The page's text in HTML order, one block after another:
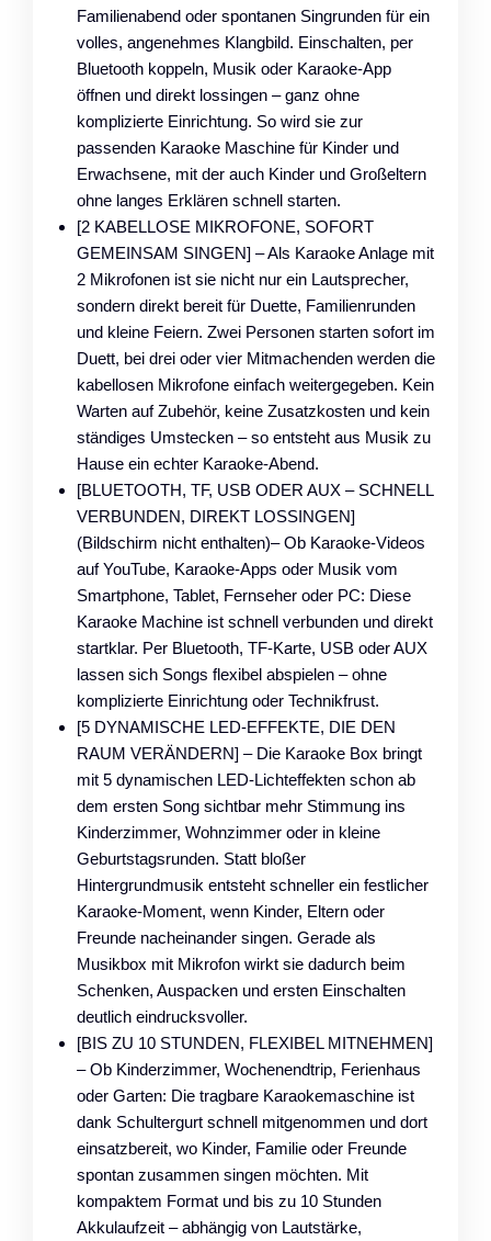
Familienabend oder spontanen Singrunden für ein
volles, angenehmes Klangbild. Einschalten, per
Bluetooth koppeln, Musik oder Karaoke-App
öffnen und direkt lossingen – ganz ohne
komplizierte Einrichtung. So wird sie zur
passenden Karaoke Maschine für Kinder und
Erwachsene, mit der auch Kinder und Großeltern
ohne langes Erklären schnell starten.
[2 KABELLOSE MIKROFONE, SOFORT
GEMEINSAM SINGEN] – Als Karaoke Anlage mit
2 Mikrofonen ist sie nicht nur ein Lautsprecher,
sondern direkt bereit für Duette, Familienrunden
und kleine Feiern. Zwei Personen starten sofort im
Duett, bei drei oder vier Mitmachenden werden die
kabellosen Mikrofone einfach weitergegeben. Kein
Warten auf Zubehör, keine Zusatzkosten und kein
ständiges Umstecken – so entsteht aus Musik zu
Hause ein echter Karaoke-Abend.
[BLUETOOTH, TF, USB ODER AUX – SCHNELL
VERBUNDEN, DIREKT LOSSINGEN]
(Bildschirm nicht enthalten)– Ob Karaoke-Videos
auf YouTube, Karaoke-Apps oder Musik vom
Smartphone, Tablet, Fernseher oder PC: Diese
Karaoke Machine ist schnell verbunden und direkt
startklar. Per Bluetooth, TF-Karte, USB oder AUX
lassen sich Songs flexibel abspielen – ohne
komplizierte Einrichtung oder Technikfrust.
[5 DYNAMISCHE LED-EFFEKTE, DIE DEN
RAUM VERÄNDERN] – Die Karaoke Box bringt
mit 5 dynamischen LED-Lichteffekten schon ab
dem ersten Song sichtbar mehr Stimmung ins
Kinderzimmer, Wohnzimmer oder in kleine
Geburtstagsrunden. Statt bloßer
Hintergrundmusik entsteht schneller ein festlicher
Karaoke-Moment, wenn Kinder, Eltern oder
Freunde nacheinander singen. Gerade als
Musikbox mit Mikrofon wirkt sie dadurch beim
Schenken, Auspacken und ersten Einschalten
deutlich eindrucksvoller.
[BIS ZU 10 STUNDEN, FLEXIBEL MITNEHMEN]
– Ob Kinderzimmer, Wochenendtrip, Ferienhaus
oder Garten: Die tragbare Karaokemaschine ist
dank Schultergurt schnell mitgenommen und dort
einsatzbereit, wo Kinder, Familie oder Freunde
spontan zusammen singen möchten. Mit
kompaktem Format und bis zu 10 Stunden
Akkulaufzeit – abhängig von Lautstärke,